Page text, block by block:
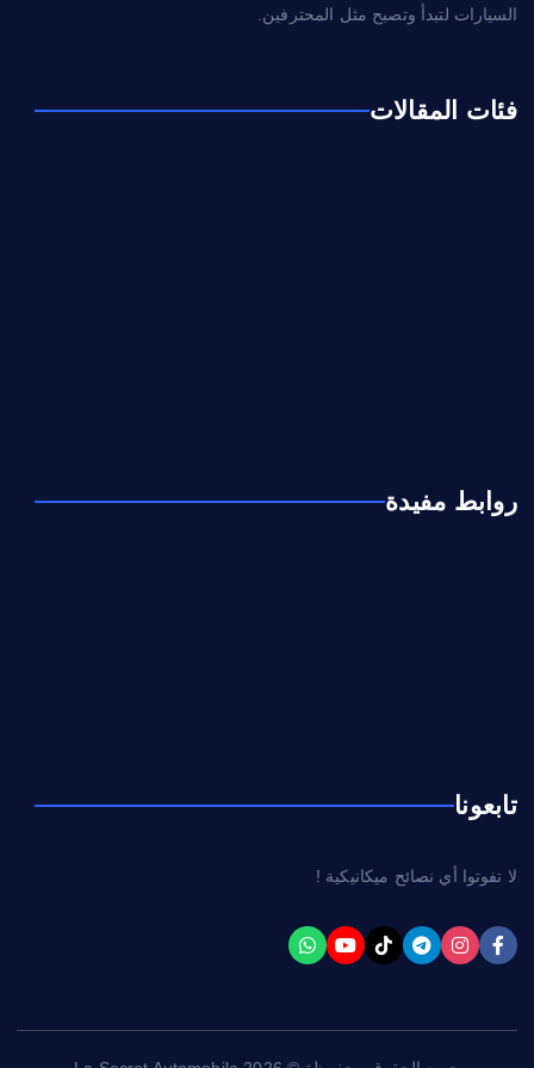
السيارات لتبدأ وتصبح مثل المحترفين.
فئات المقالات
روابط مفيدة
تابعونا
لا تفوتوا أي نصائح ميكانيكية !